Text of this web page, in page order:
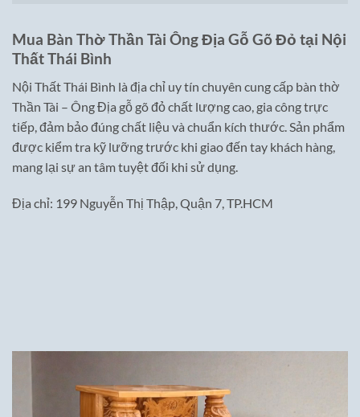
Mua Bàn Thờ Thần Tài Ông Địa Gỗ Gõ Đỏ tại Nội
Thất Thái Bình
Nội Thất Thái Bình là địa chỉ uy tín chuyên cung cấp bàn thờ
Thần Tài – Ông Địa gỗ gõ đỏ chất lượng cao, gia công trực
tiếp, đảm bảo đúng chất liệu và chuẩn kích thước. Sản phẩm
được kiểm tra kỹ lưỡng trước khi giao đến tay khách hàng,
mang lại sự an tâm tuyệt đối khi sử dụng.
Địa chỉ: 199 Nguyễn Thị Thập, Quận 7, TP.HCM